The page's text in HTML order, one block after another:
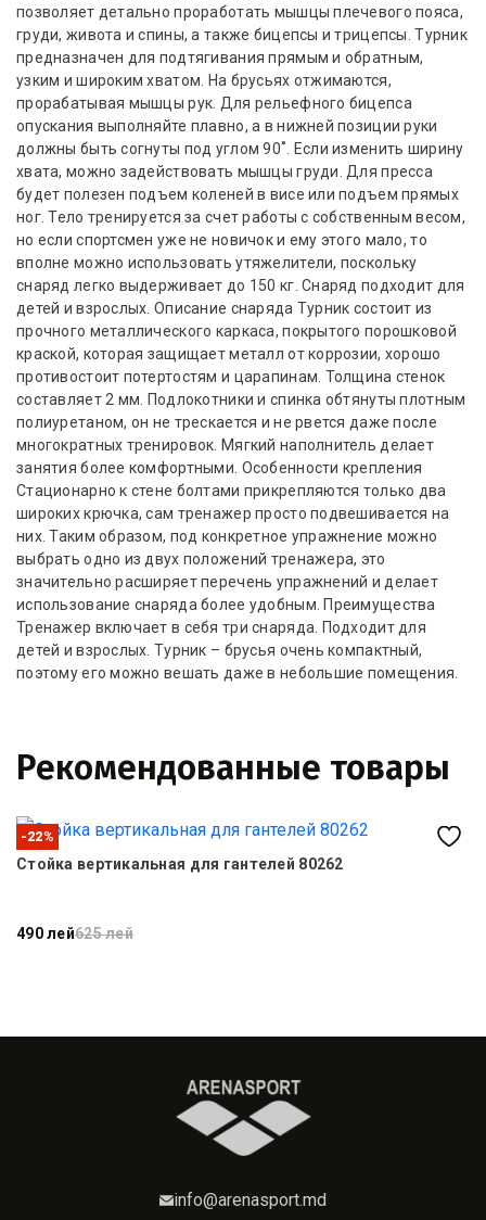
позволяет детально проработать мышцы плечевого пояса,
груди, живота и спины, а также бицепсы и трицепсы. Турник
предназначен для подтягивания прямым и обратным,
узким и широким хватом. На брусьях отжимаются,
прорабатывая мышцы рук. Для рельефного бицепса
опускания выполняйте плавно, а в нижней позиции руки
должны быть согнуты под углом 90˚. Если изменить ширину
хвата, можно задействовать мышцы груди. Для пресса
будет полезен подъем коленей в висе или подъем прямых
ног. Тело тренируется за счет работы с собственным весом,
но если спортсмен уже не новичок и ему этого мало, то
вполне можно использовать утяжелители, поскольку
снаряд легко выдерживает до 150 кг. Снаряд подходит для
детей и взрослых. Описание снаряда Турник состоит из
прочного металлического каркаса, покрытого порошковой
краской, которая защищает металл от коррозии, хорошо
противостоит потертостям и царапинам. Толщина стенок
составляет 2 мм. Подлокотники и спинка обтянуты плотным
полиуретаном, он не трескается и не рвется даже после
многократных тренировок. Мягкий наполнитель делает
занятия более комфортными. Особенности крепления
Стационарно к стене болтами прикрепляются только два
широких крючка, сам тренажер просто подвешивается на
них. Таким образом, под конкретное упражнение можно
выбрать одно из двух положений тренажера, это
значительно расширяет перечень упражнений и делает
использование снаряда более удобным. Преимущества
Тренажер включает в себя три снаряда. Подходит для
детей и взрослых. Турник – брусья очень компактный,
поэтому его можно вешать даже в небольшие помещения.
Рекомендованные товары
-22%
Стойка вертикальная для гантелей 80262
490 лей625 лей
info@arenasport.md